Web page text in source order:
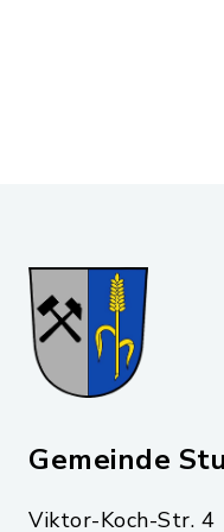
Gemeinde
Viktor-Koch-Str. 4